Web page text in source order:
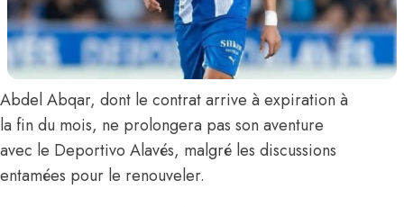
Abdel Abqar, dont le contrat arrive à expiration à
la fin du mois, ne prolongera pas son aventure
avec le Deportivo Alavés, malgré les discussions
entamées pour le renouveler.